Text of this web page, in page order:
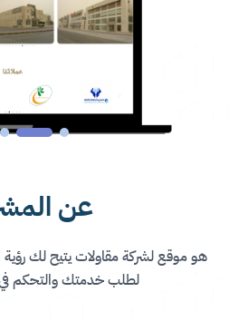
عن
هو موقع لشركة مقاولات يتيح لك رؤية
لطلب خدمتك والتحكم